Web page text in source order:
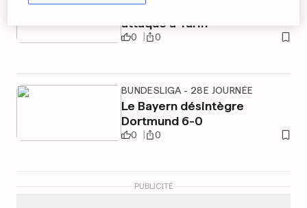
Un minibus de l'AC Milan
attaqué à Turin
0 0
BUNDESLIGA - 28E JOURNÉE
Le Bayern désintègre
Dortmund 6-0
0 0
PUBLICITÉ